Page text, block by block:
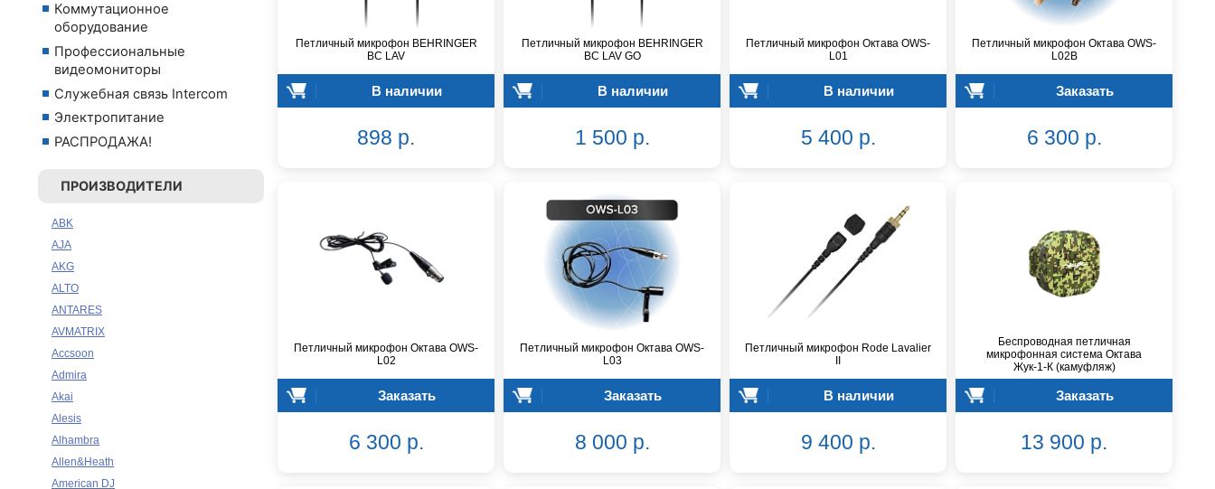
Коммутационное
оборудование
Профессиональные
видеомониторы
Служебная связь Intercom
Электропитание
РАСПРОДАЖА!
ПРОИЗВОДИТЕЛИ
ABK
AJA
AKG
ALTO
ANTARES
AVMATRIX
Accsoon
Admira
Akai
Alesis
Alhambra
Allen&Heath
American DJ
Петличный микрофон BEHRINGER
BC LAV
В наличии
898 р.
Петличный микрофон BEHRINGER
BC LAV GO
В наличии
1 500 р.
Петличный микрофон Октава OWS-
L01
В наличии
5 400 р.
Петличный микрофон Октава OWS-
L02B
Заказать
6 300 р.
Петличный микрофон Октава OWS-
L02
Заказать
6 300 р.
Петличный микрофон Октава OWS-
L03
Заказать
8 000 р.
Петличный микрофон Rode Lavalier
II
В наличии
9 400 р.
Беспроводная петличная
микрофонная система Октава
Жук-1-К (камуфляж)
Заказать
13 900 р.